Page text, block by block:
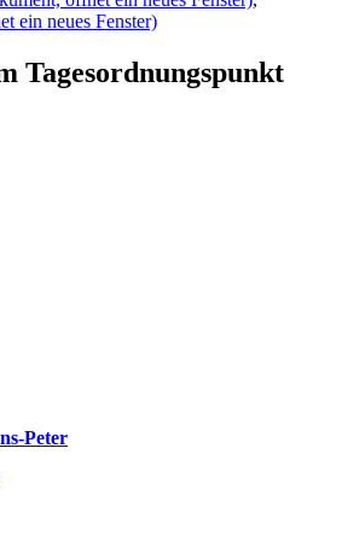
ein neues Fenster)
Tagesordnungspunkt
Peter